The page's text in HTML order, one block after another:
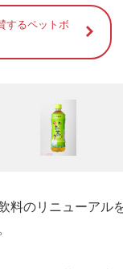
するペットボ
料のリニューアル